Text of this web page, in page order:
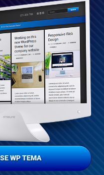
WP TEMA